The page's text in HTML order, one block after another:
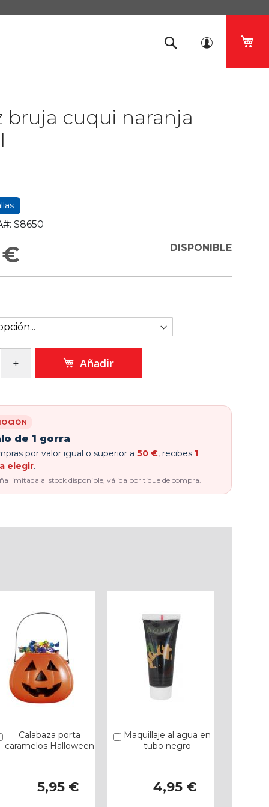
bruja cuqui naranja
S8650
€ DISPONIBLE
Añadir
de 1 gorra
por valor igual o superior a 50 €, recibes 1
elegir.
limitada al stock disponible, válida por tique de compra.
Calabaza porta
caramelos Halloween
5,95 €
Añadir
Maquillaje al agua en
tubo negro
4,95 €
Añadir